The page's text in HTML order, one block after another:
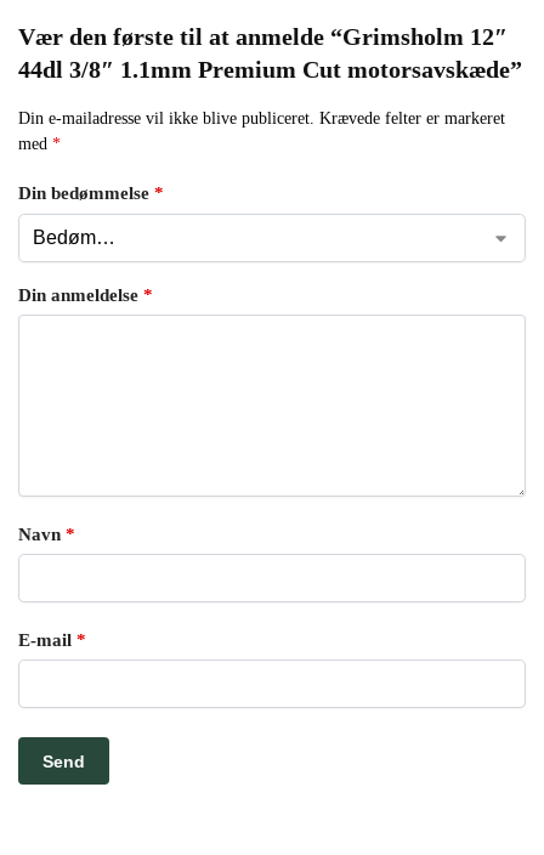
Vær den første til at anmelde “Grimsholm 12″
44dl 3/8″ 1.1mm Premium Cut motorsavskæde”
Din e-mailadresse vil ikke blive publiceret. Krævede felter er markeret
med *
Din bedømmelse *
Din anmeldelse *
Navn *
E-mail *